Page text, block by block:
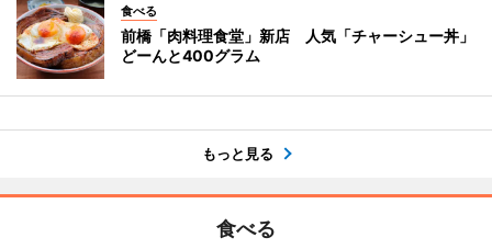
食べる
前橋「肉料理食堂」新店 人気「チャーシュー丼」
どーんと400グラム
もっと見る
食べる